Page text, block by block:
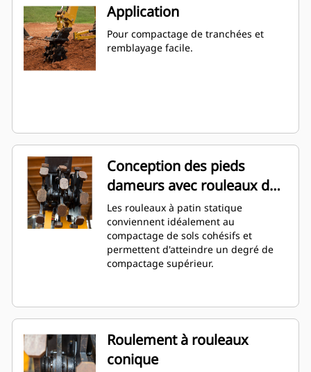
Application
Pour compactage de tranchées et
remblayage facile.
Conception des pieds
dameurs avec rouleaux de
patin statiques
Les rouleaux à patin statique
conviennent idéalement au
compactage de sols cohésifs et
permettent d'atteindre un degré de
compactage supérieur.
Roulement à rouleaux
conique